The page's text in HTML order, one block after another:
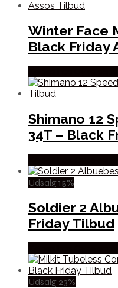
Winter Face
Black Friday
Shimano 12
34T – Black
Udsalg 15%
Soldier 2
Friday Tilbud
Udsalg 23%